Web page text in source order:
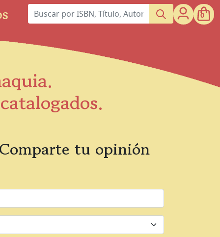
0
Comparte tu opinión